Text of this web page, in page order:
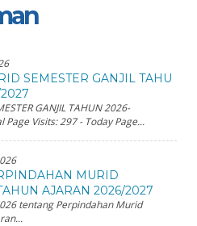
SEMESTER GANJIL TAHU
GANJIL TAHUN 2026-
Visits: 297 - Today Page...
MURID
AJARAN 2026/2027
tentang Perpindahan Murid